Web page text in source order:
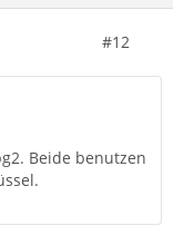
#12
Beide benutzen